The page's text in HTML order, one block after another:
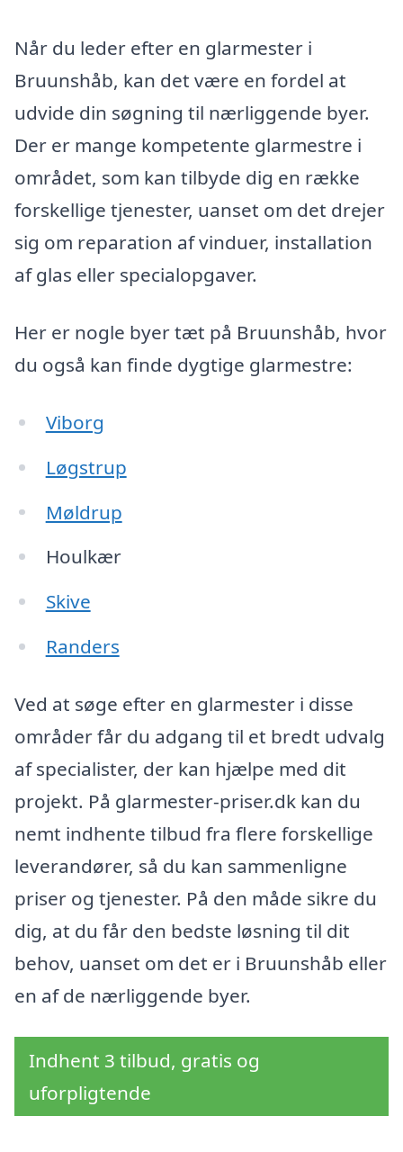
Når du leder efter en glarmester i
Bruunshåb, kan det være en fordel at
udvide din søgning til nærliggende byer.
Der er mange kompetente glarmestre i
området, som kan tilbyde dig en række
forskellige tjenester, uanset om det drejer
sig om reparation af vinduer, installation
af glas eller specialopgaver.
Her er nogle byer tæt på Bruunshåb, hvor
du også kan finde dygtige glarmestre:
Viborg
Løgstrup
Møldrup
Houlkær
Skive
Randers
Ved at søge efter en glarmester i disse
områder får du adgang til et bredt udvalg
af specialister, der kan hjælpe med dit
projekt. På glarmester-priser.dk kan du
nemt indhente tilbud fra flere forskellige
leverandører, så du kan sammenligne
priser og tjenester. På den måde sikre du
dig, at du får den bedste løsning til dit
behov, uanset om det er i Bruunshåb eller
en af de nærliggende byer.
Indhent 3 tilbud, gratis og
uforpligtende